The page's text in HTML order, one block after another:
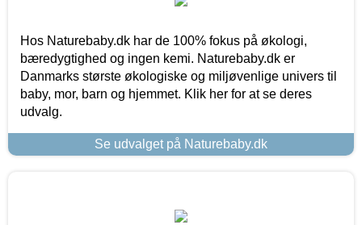
Hos Naturebaby.dk har de 100% fokus på økologi,
bæredygtighed og ingen kemi. Naturebaby.dk er
Danmarks største økologiske og miljøvenlige univers til
baby, mor, barn og hjemmet. Klik her for at se deres
udvalg.
Se udvalget på Naturebaby.dk